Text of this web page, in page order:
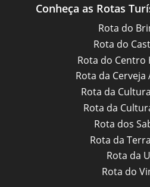
Conheça as Rotas
Rota do
Rota do
Rota do Centro
Rota da Cerveja
Rota da
Rota da
Rota dos
Rota da
Rota da
Rota do